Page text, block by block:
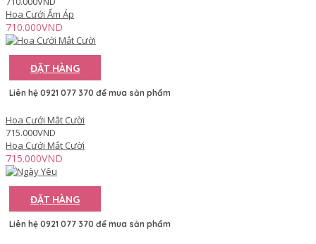
Hoa Cưới Ấm Áp
710.000VND
ĐẶT HÀNG
Liên hệ 0921 077 370 để mua sản phẩm
Hoa Cưới Mắt Cười
715.000VND
Hoa Cưới Mắt Cười
715.000VND
ĐẶT HÀNG
Liên hệ 0921 077 370 để mua sản phẩm